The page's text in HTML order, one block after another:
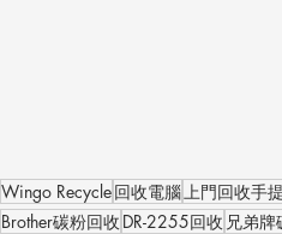
Wingo Recycle回收電腦上門回收手
Brother碳粉回收 DR-2255回收 兄弟